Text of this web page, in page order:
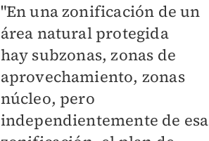
"En una zonificación de un
área natural protegida
hay subzonas, zonas de
aprovechamiento, zonas
núcleo, pero
independientemente de esa